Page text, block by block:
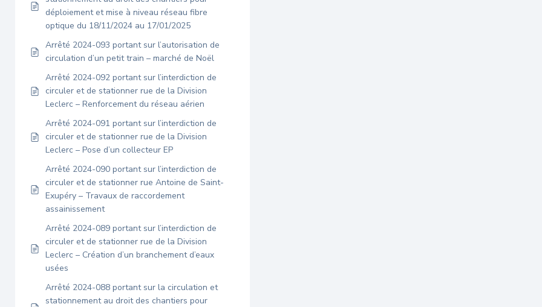
déploiement et mise à niveau réseau fibre
optique du 18/11/2024 au 17/01/2025
Arrêté 2024-093 portant sur l’autorisation de
circulation d’un petit train – marché de Noël
Arrêté 2024-092 portant sur l’interdiction de
circuler et de stationner rue de la Division
Leclerc – Renforcement du réseau aérien
Arrêté 2024-091 portant sur l’interdiction de
circuler et de stationner rue de la Division
Leclerc – Pose d’un collecteur EP
Arrêté 2024-090 portant sur l’interdiction de
circuler et de stationner rue Antoine de Saint-
Exupéry – Travaux de raccordement
assainissement
Arrêté 2024-089 portant sur l’interdiction de
circuler et de stationner rue de la Division
Leclerc – Création d’un branchement d’eaux
usées
Arrêté 2024-088 portant sur la circulation et
stationnement au droit des chantiers pour